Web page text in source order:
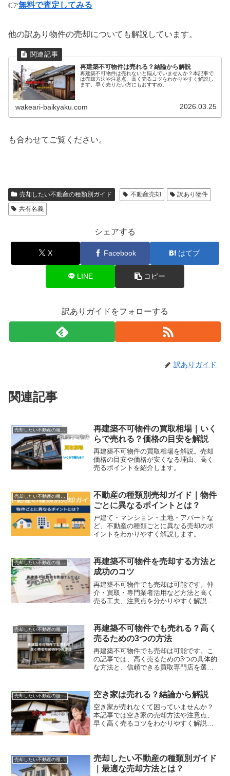
👉無料で査定してみる
他の訳あり物件の売却についても解説しています。
再建築不可物件は売れる？結論から解説
再建築不可物件は売れないと悩んでいませんか？本記事で
は売却方法や注意点、高く売るコツをわかりやすく解説し
ます。早く売りたい方にもおすすめ。
wakeari-baikyaku.com 2026.03.25
も合わせてご覧ください。
売却したい不動産の種類別ガイド 不動産売却
訳あり物件
共有名義
シェアする
X Facebook はてブ
LINE コピー
訳ありガイドをフォローする
訳ありガイド
関連記事
再建築不可物件の買取相場｜いく
らで売れる？価格の目安を解説
再建築不可物件の買取相場を解説。売却
価格の目安や価格が安くなる理由、高く
売るポイントを紹介します。
売却したい不動産の種類別ガイド
不動産の種類別売却ガイド｜物件
ごとに異なるポイントとは？
戸建て・マンション・土地・アパートな
ど、不動産の種類ごとに異なる売却のポ
イントをわかりやすく解説します。
売却したい不動産の種類別ガイド
再建築不可物件を売却する方法と
成功のコツ
再建築不可物件でも売却は可能です。仲
介・買取・専門業者活用など方法と高く
売る工夫、注意点を分かりやすく解説し
再建築不可物件でも売れる？高く
売るための3つの方法
再建築不可物件でも売却は可能です。こ
の記事では、高く売るための3つの具体的
な方法と、信頼できる買取専門店を選ぶ
売却したい不動産の種類別ガイド 空き家は売れる？結論から解説
空き家が売れなくて困っていませんか？
本記事では空き家の売却方法や注意点、
早く高く売るコツをわかりやすく解説し
売却したい不動産の種類別ガイド
売却したい不動産の種類別ガイド
｜最適な売却方法とは？